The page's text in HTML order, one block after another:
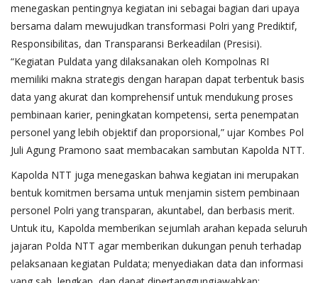
menegaskan pentingnya kegiatan ini sebagai bagian dari upaya
bersama dalam mewujudkan transformasi Polri yang Prediktif,
Responsibilitas, dan Transparansi Berkeadilan (Presisi).
“Kegiatan Puldata yang dilaksanakan oleh Kompolnas RI
memiliki makna strategis dengan harapan dapat terbentuk basis
data yang akurat dan komprehensif untuk mendukung proses
pembinaan karier, peningkatan kompetensi, serta penempatan
personel yang lebih objektif dan proporsional,” ujar Kombes Pol
Juli Agung Pramono saat membacakan sambutan Kapolda NTT.
Kapolda NTT juga menegaskan bahwa kegiatan ini merupakan
bentuk komitmen bersama untuk menjamin sistem pembinaan
personel Polri yang transparan, akuntabel, dan berbasis merit.
Untuk itu, Kapolda memberikan sejumlah arahan kepada seluruh
jajaran Polda NTT agar memberikan dukungan penuh terhadap
pelaksanaan kegiatan Puldata; menyediakan data dan informasi